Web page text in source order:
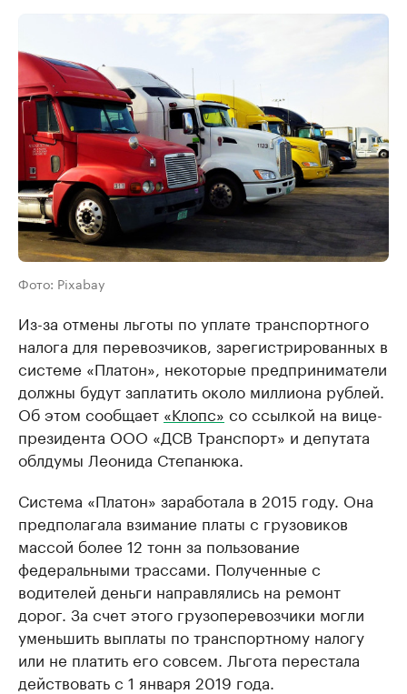
Фото: Pixabay
Из-за отмены льготы по уплате транспортного
налога для перевозчиков, зарегистрированных в
системе «Платон», некоторые предприниматели
должны будут заплатить около миллиона рублей.
Об этом сообщает «Клопс» со ссылкой на вице-
президента ООО «ДСВ Транспорт» и депутата
облдумы Леонида Степанюка.
Система «Платон» заработала в 2015 году. Она
предполагала взимание платы с грузовиков
массой более 12 тонн за пользование
федеральными трассами. Полученные с
водителей деньги направлялись на ремонт
дорог. За счет этого грузоперевозчики могли
уменьшить выплаты по транспортному налогу
или не платить его совсем. Льгота перестала
действовать с 1 января 2019 года.